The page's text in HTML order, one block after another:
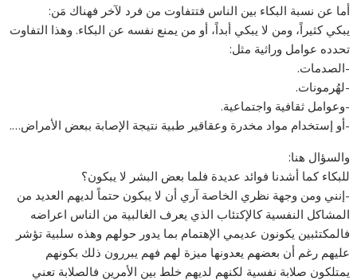
أما عن نسبة البكاء بين الناس فتتفاوت من فرد لآخر فهناك مَن:
يبكي كثيراً، ومن لا يبكي أبداً، أو من يمنع نفسه عن البكاء. وهذا التفاوت
تحدده عوامل وراثية مثل:
-الصدمات.
-‏لهُرمونات.
-‏وعوامل ثقافية واجتماعية.
-‏أو إستخدام مواد مخدرة وعقاقير طبية نتيجة الإصابة ببعض الأمراض….
والسؤال هنا:
للبكاء كما أشدنا فوائد عديدة فلما بعض البشر لا يبكون؟
-إنني ومن وجهة نظري الخاصة آري أن لا يبكون حتماً لديهم العديد من
المشاكل النفسية كالإكتئاب الذي يعرف الغالبية من الناس اعراضه
فالمكتئبين يكونون عديمي الإهتمام بما يدور حولهم وهذه سلبية تؤشر
عليهم رغم أن بعضهم يعدونها ميزة لهم فهم يبررون ذلك بكونهم
يمتلكون صلابة نفسية لكنهم لديهم خلط بين الأمرين فالصلابة تعني